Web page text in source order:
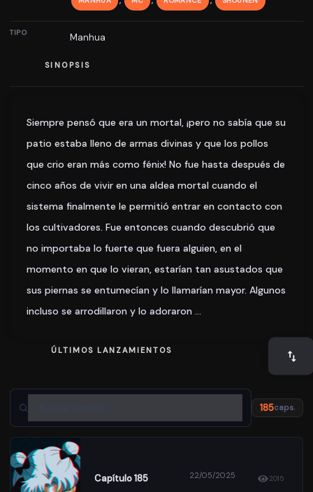
TIPO Manhua
SINOPSIS
Siempre pensó que era un mortal, ¡pero no sabía que su
patio estaba lleno de armas divinas y que los pollos
que crio eran más como fénix! No fue hasta después de
cinco años de vivir en una aldea mortal cuando el
sistema finalmente le permitió entrar en contacto con
los cultivadores. Fue entonces cuando descubrió que
no importaba lo fuerte que fuera alguien, en el
momento en que lo vieran, estarían tan asustados que
sus piernas se entumecían y lo llamarían mayor. Algunos
incluso se arrodillaron y lo adoraron …
ÚLTIMOS LANZAMIENTOS
185caps.
Capítulo 185 22/05/2025 2015